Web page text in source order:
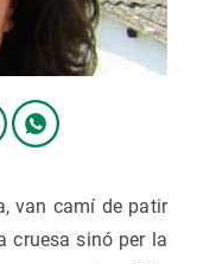
van camí de patir
cruesa sinó per la